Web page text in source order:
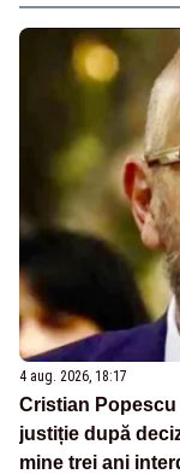
4 aug. 2026, 18:17
Cristian
justiție după
mine trei ani